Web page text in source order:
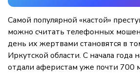
Самой популярной «кастой»
можно считать телефонных
день их жертвами становятся в
Иркутской области. С начала года
отдали аферистам уже почти 700